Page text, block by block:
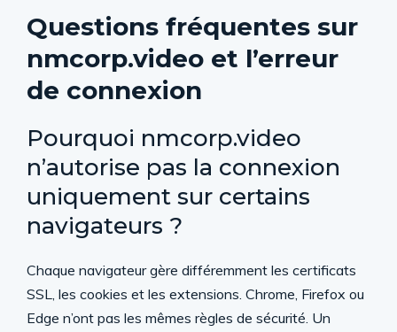
Questions fréquentes sur
nmcorp.video et l’erreur
de connexion
Pourquoi nmcorp.video
n’autorise pas la connexion
uniquement sur certains
navigateurs ?
Chaque navigateur gère différemment les certificats
SSL, les cookies et les extensions. Chrome, Firefox ou
Edge n’ont pas les mêmes règles de sécurité. Un